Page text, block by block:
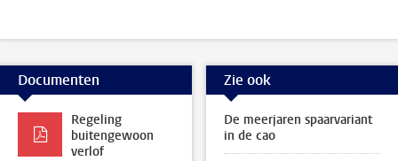
Documenten
Regeling
buitengewoon
verlof
Zie ook
De meerjaren spaarvariant
in de cao